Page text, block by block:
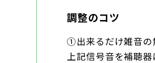
調整のコツ
①出来るだけ雑音の
上記信号音を補聴